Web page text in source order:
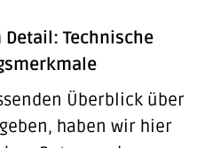
Technische
Überblick über
haben wir hier